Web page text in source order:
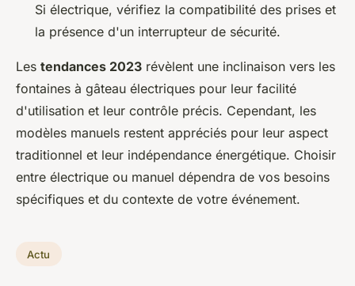
Si électrique, vérifiez la compatibilité des prises et
la présence d'un interrupteur de sécurité.
Les tendances 2023 révèlent une inclinaison vers les
fontaines à gâteau électriques pour leur facilité
d'utilisation et leur contrôle précis. Cependant, les
modèles manuels restent appréciés pour leur aspect
traditionnel et leur indépendance énergétique. Choisir
entre électrique ou manuel dépendra de vos besoins
spécifiques et du contexte de votre événement.
Actu